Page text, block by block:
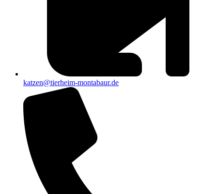
katzen@tierheim-montabaur.de